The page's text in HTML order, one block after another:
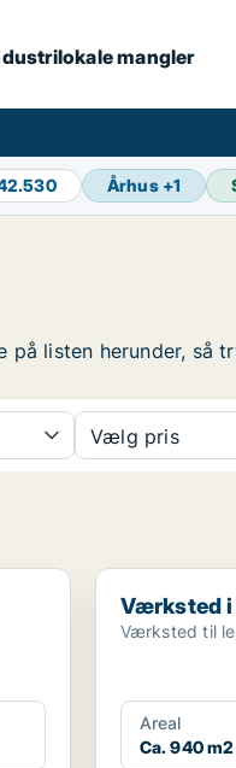
mangler
Århus+1
listen herunder, så
Vælg pris
Værksted i
Værksted
Værksted til
Areal
Ca. 940 m2